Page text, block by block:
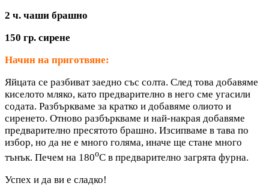
2 ч. чаши брашно
150 гр. сирене
Начин на приготвяне:
Яйцата се разбиват заедно със солта. След това добавяме
киселото мляко, като предварително в него сме угасили
содата. Разбъркваме за кратко и добавяме олиото и
сиренето. Отново разбъркваме и най-накрая добавяме
предварително пресятото брашно. Изсипваме в тава по
избор, но да не е много голяма, иначе ще стане много
тънък. Печем на 180оС в предварително загрята фурна.
Успех и да ви е сладко!